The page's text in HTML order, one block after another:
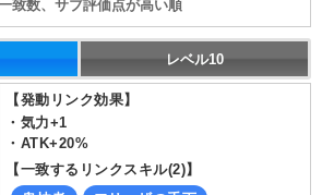
致数、サブ評価点が高い順
レベル10
【発動リンク効果】
・ 気力+1
・ ATK+20%
【一致するリンクスキル(2)】